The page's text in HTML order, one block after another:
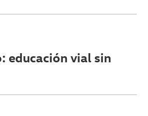
educación vial sin